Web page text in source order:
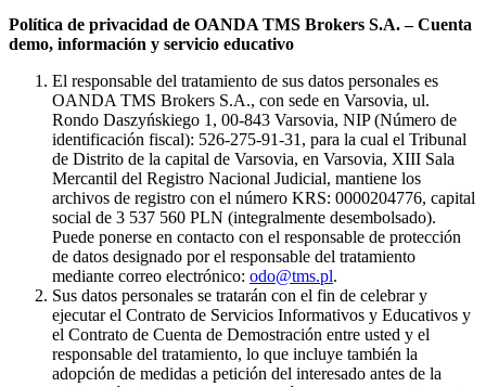
Política de privacidad de OANDA TMS Brokers S.A. – Cuenta
demo, información y servicio educativo
El responsable del tratamiento de sus datos personales es
OANDA TMS Brokers S.A., con sede en Varsovia, ul.
Rondo Daszyńskiego 1, 00-843 Varsovia, NIP (Número de
identificación fiscal): 526-275-91-31, para la cual el Tribunal
de Distrito de la capital de Varsovia, en Varsovia, XIII Sala
Mercantil del Registro Nacional Judicial, mantiene los
archivos de registro con el número KRS: 0000204776, capital
social de 3 537 560 PLN (integralmente desembolsado).
Puede ponerse en contacto con el responsable de protección
de datos designado por el responsable del tratamiento
mediante correo electrónico: odo@tms.pl.
Sus datos personales se tratarán con el fin de celebrar y
ejecutar el Contrato de Servicios Informativos y Educativos y
el Contrato de Cuenta de Demostración entre usted y el
responsable del tratamiento, lo que incluye también la
adopción de medidas a petición del interesado antes de la